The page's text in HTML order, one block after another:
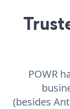
POWR
(besides